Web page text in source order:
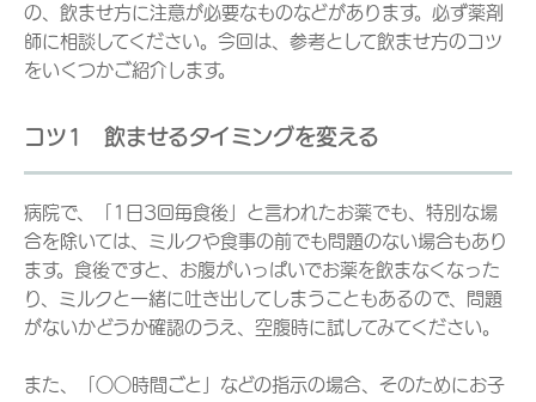
の、飲ませ方に注意が必要なものなどがあります。必ず薬剤
師に相談してください。今回は、参考として飲ませ方のコツ
をいくつかご紹介します。
コツ1 飲ませるタイミングを変える
病院で、「1日3回毎食後」と言われたお薬でも、特別な場
合を除いては、ミルクや食事の前でも問題のない場合もあり
ます。食後ですと、お腹がいっぱいでお薬を飲まなくなった
り、ミルクと一緒に吐き出してしまうこともあるので、問題
がないかどうか確認のうえ、空腹時に試してみてください。
また、「○○時間ごと」などの指示の場合、そのためにお子